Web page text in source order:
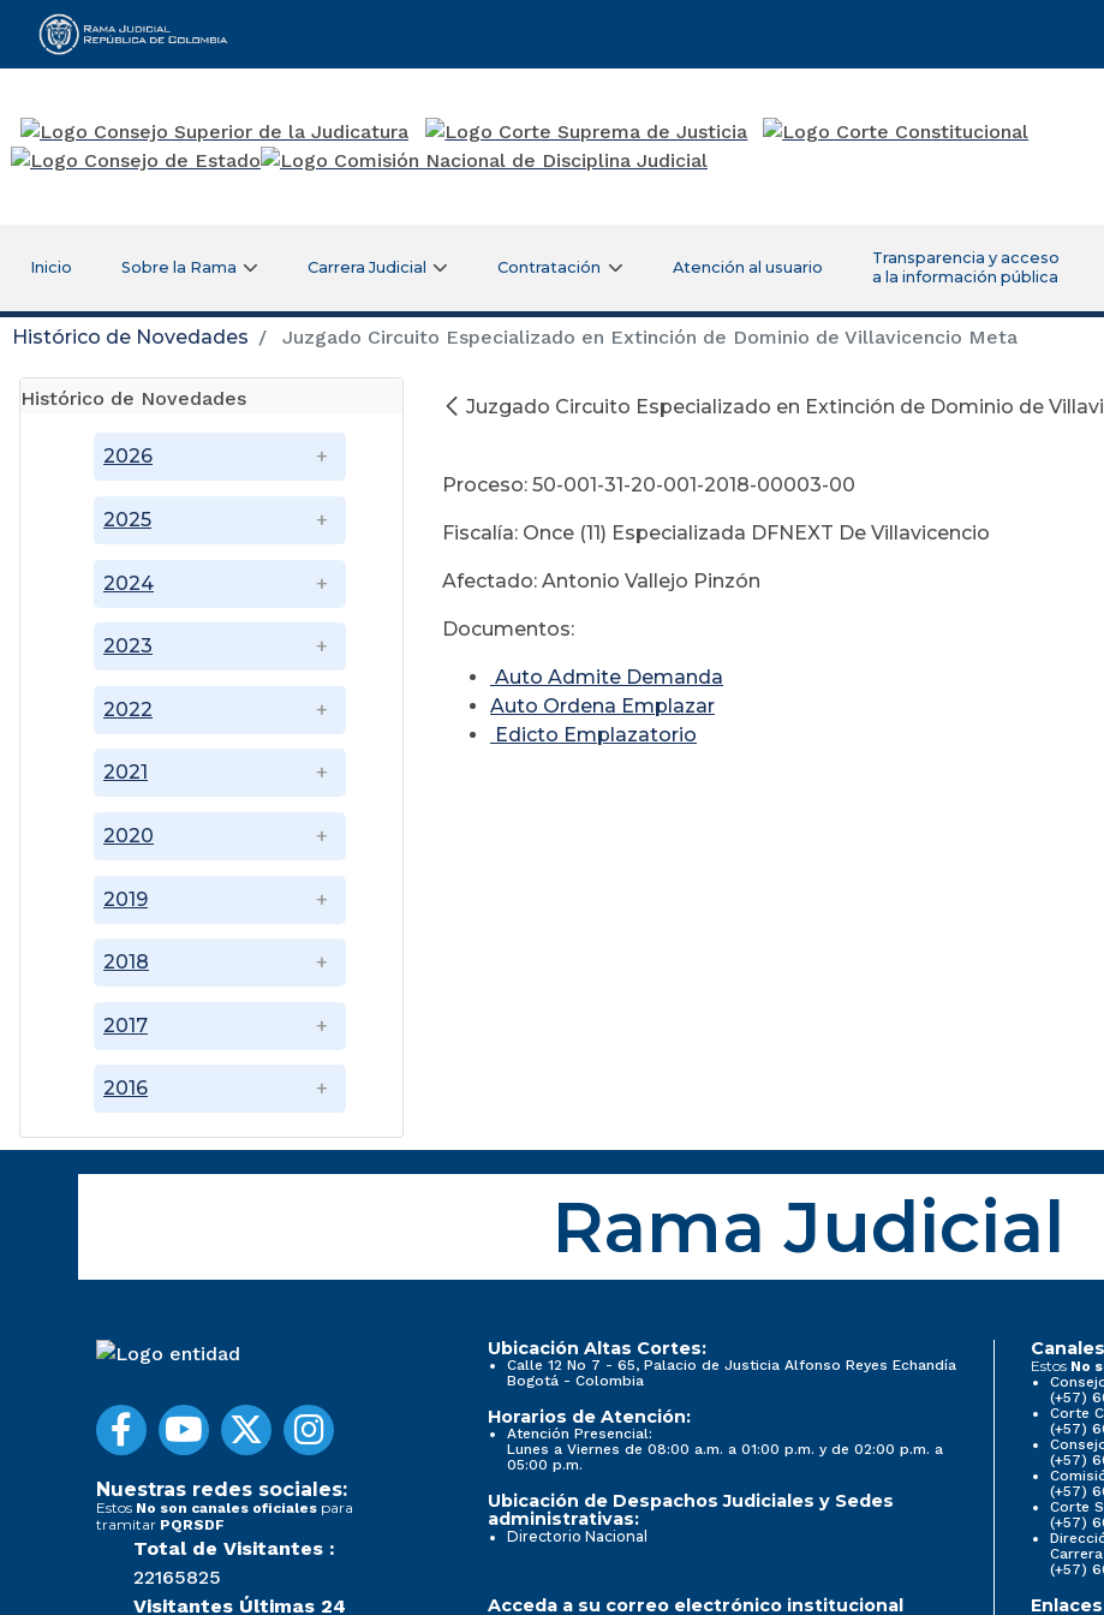
Rama Judicial
Inicio Sobre la Rama Carrera Judicial Contratación Atención al usuario
Transparencia y acceso
a la información pública
Histórico de Novedades Juzgado Circuito Especializado en Extinción de Dominio de Villavicencio Meta
Histórico de Novedades
2016
2017
2018
2019
2020
2021
2022
2023
2024
2025
2026
Juzgado Circuito Especializado en Extinción de Dominio de
Agosto 03 de
Proceso: 50-001-31-20-001-2018-00003-00
Fiscalía: Once (11) Especializada DFNEXT De Villavicencio
Afectado: Antonio Vallejo Pinzón
Documentos:
Auto Admite Demanda
Auto Ordena Emplazar
Edicto Emplazatorio
Rama Judicial
Nuestras redes sociales:
Estos No son canales oficiales para
tramitar PQRSDF
Total de Visitantes :
22165825
Visitantes Últimas 24
Ubicación Altas Cortes:
Calle 12 No 7 - 65, Palacio de Justicia Alfonso Reyes Echandía
Bogotá - Colombia
Horarios de Atención:
Atención Presencial:
Lunes a Viernes de 08:00 a.m. a 01:00 p.m. y de 02:00 p.m. a
05:00 p.m.
Ubicación de Despachos Judiciales y Sedes
administrativas:
Directorio Nacional
Estos No
(+57)
Corte
(+57)
(+57)
(+57)
Corte
(+57)
(+57)
Acceda a su correo electrónico institucional